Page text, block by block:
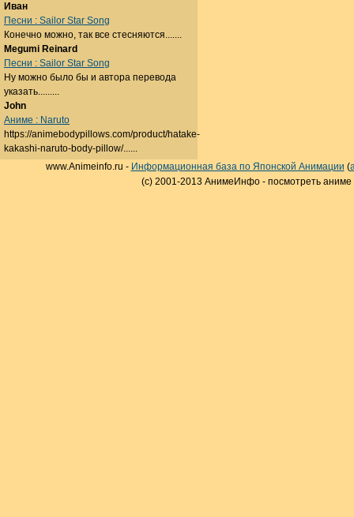
Иван
Песни : Sailor Star Song
Конечно можно, так все стесняются.......
Megumi Reinard
Песни : Sailor Star Song
Ну можно было бы и автора перевода
указать.........
John
Аниме : Naruto
https://animebodypillows.com/product/hatake-
kakashi-naruto-body-pillow/......
www.Animeinfo.ru - Информационная база по Японской Анимации (
(c) 2001-2013 АнимеИнфо - посмотреть аниме